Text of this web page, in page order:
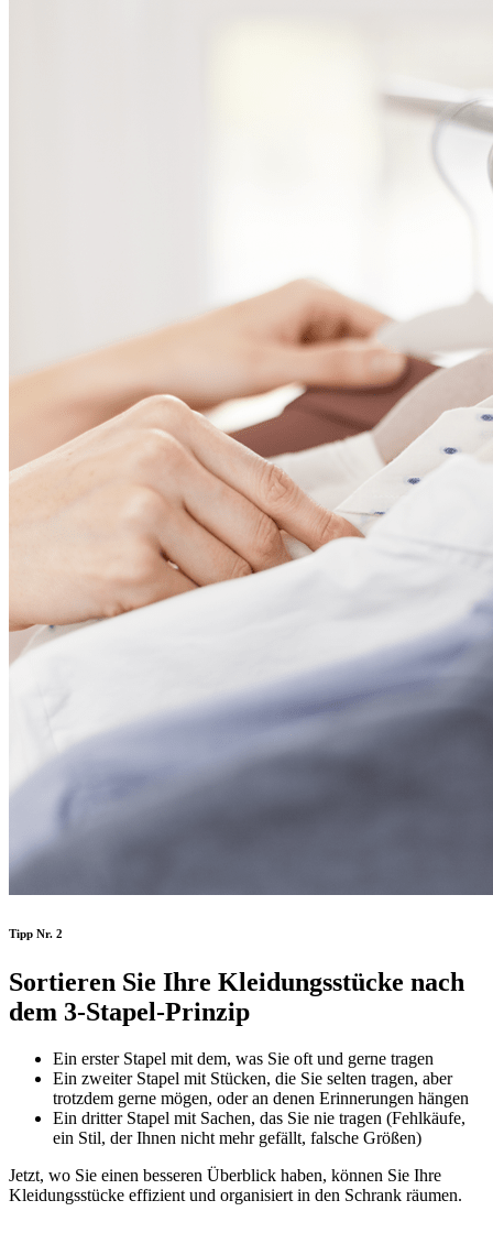
Tipp Nr. 2
Sortieren Sie Ihre Kleidungsstücke nach
dem 3-Stapel-Prinzip
Ein erster Stapel mit dem, was Sie oft und gerne tragen
Ein zweiter Stapel mit Stücken, die Sie selten tragen, aber
trotzdem gerne mögen, oder an denen Erinnerungen hängen
Ein dritter Stapel mit Sachen, das Sie nie tragen (Fehlkäufe,
ein Stil, der Ihnen nicht mehr gefällt, falsche Größen)
Jetzt, wo Sie einen besseren Überblick haben, können Sie Ihre
Kleidungsstücke effizient und organisiert in den Schrank räumen.